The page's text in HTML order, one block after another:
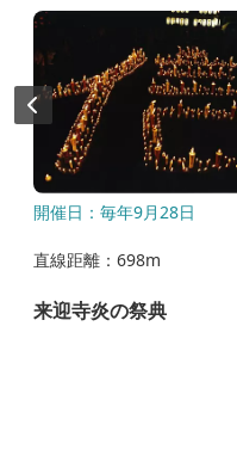
開催日：毎年9月28日
直線距離：698m
来迎寺炎の祭典